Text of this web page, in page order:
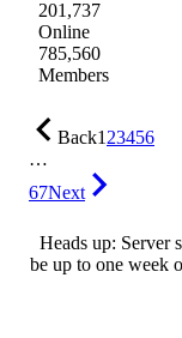
201,737
Online
785,560
Members
Back123456
…
67Next
Heads up: Server
be up to one week